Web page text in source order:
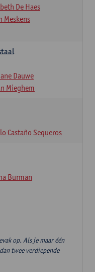
De Haes
Meskens
Dauwe
Mieghem
Castaño Sequeros
Burman
op. Als je maar één
twee verdiepende